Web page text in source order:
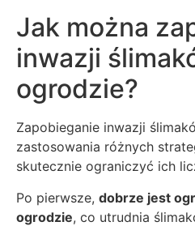
Jak można
inwazji
ogrodzie?
Zapobieganie inwazji
zastosowania różnych
skutecznie ograniczyć ich
Po pierwsze, dobrze jest
ogrodzie, co utrudnia